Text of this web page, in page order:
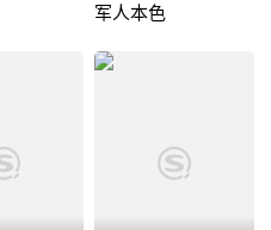
军人本色